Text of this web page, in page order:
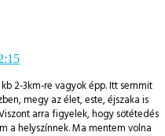
2-3km-re vagyok épp. Itt semmit
megy az élet, este, éjszaka is
arra figyelek, hogy sötétedés
a helyszínnek. Ma mentem volna